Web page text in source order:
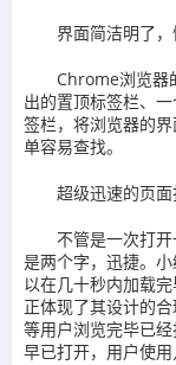
界面简洁明了
Chrome浏览器
出的置顶标签栏、
签栏，将浏览器的
单容易查找。
超级迅速的页
不管是一次打
是两个字，迅捷。
以在几十秒内加载
正体现了其设计的
等用户浏览完毕已
早已打开，用户使